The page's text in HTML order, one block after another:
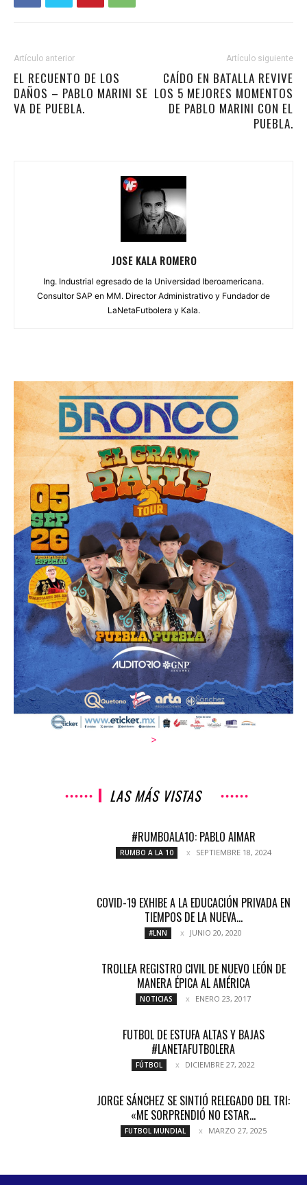
Artículo anterior
EL RECUENTO DE LOS
DAÑOS – PABLO MARINI SE
VA DE PUEBLA.
Artículo siguiente
CAÍDO EN BATALLA REVIVE
LOS 5 MEJORES MOMENTOS
DE PABLO MARINI CON EL
PUEBLA.
JOSE KALA ROMERO
Ing. Industrial egresado de la Universidad Iberoamericana.
Consultor SAP en MM. Director Administrativo y Fundador de
LaNetaFutbolera y Kala.
>
LAS MÁS VISTAS
#RUMBOALA10: PABLO AIMAR
RUMBO A LA 10 SEPTIEMBRE 18, 2024
COVID-19 EXHIBE A LA EDUCACIÓN PRIVADA EN
TIEMPOS DE LA NUEVA...
#LNN JUNIO 20, 2020
TROLLEA REGISTRO CIVIL DE NUEVO LEÓN DE
MANERA ÉPICA AL AMÉRICA
NOTICIAS ENERO 23, 2017
FUTBOL DE ESTUFA ALTAS Y BAJAS
#LANETAFUTBOLERA
FÚTBOL DICIEMBRE 27, 2022
JORGE SÁNCHEZ SE SINTIÓ RELEGADO DEL TRI:
«ME SORPRENDIÓ NO ESTAR...
FUTBOL MUNDIAL MARZO 27, 2025